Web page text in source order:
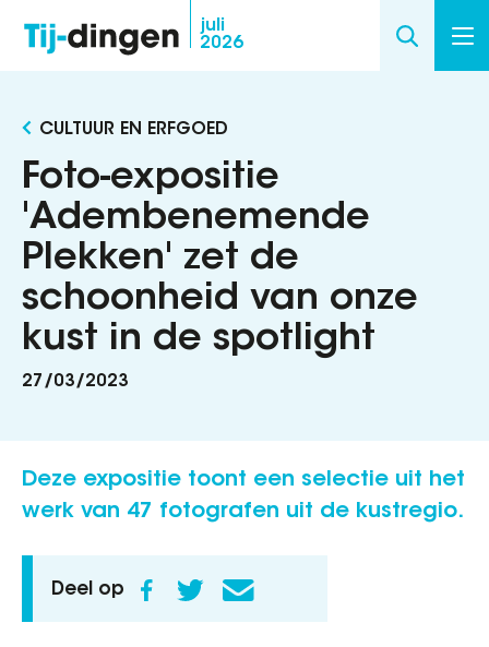
inhoud
gaan
juli
2026
CULTUUR EN ERFGOED
Foto-expositie
'Adembenemende
Plekken' zet de
schoonheid van onze
kust in de spotlight
27/03/2023
Deze expositie toont een selectie uit het
werk van 47 fotografen uit de kustregio.
Deel op